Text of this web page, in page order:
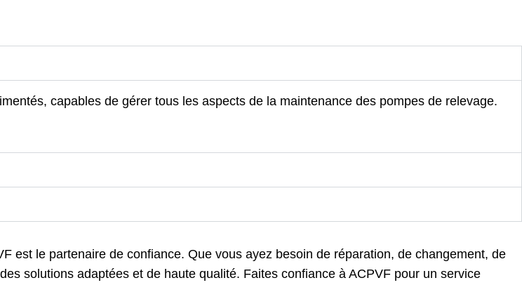
capables de gérer tous les aspects de la maintenance des pompes de relevage.
est le partenaire de confiance. Que vous ayez besoin de réparation, de changement, de
solutions adaptées et de haute qualité. Faites confiance à ACPVF pour un service